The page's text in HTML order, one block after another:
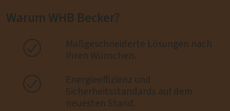
Warum WHB Becker?

Maßgeschneiderte Lösungen nach
Ihren Wünschen.

Energieeffizienz und
Sicherheitsstandards auf dem
neuesten Stand.